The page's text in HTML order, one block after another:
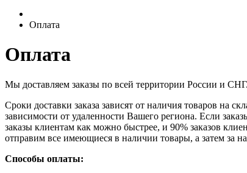
Оплата
Оплата
Мы доставляем заказы по всей территории России и СНГ.
Сроки доставки заказа зависят от наличия товаров на
зависимости от удаленности Вашего региона. Если
заказы клиентам как можно быстрее, и 90% заказов
отправим все имеющиеся в наличии товары, а затем за
Способы оплаты: